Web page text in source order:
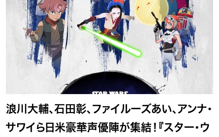
浪川大輔、石田彰、ファイルーズあい、アンナ・
サワイら日米豪華声優陣が集結！『スター・ウ